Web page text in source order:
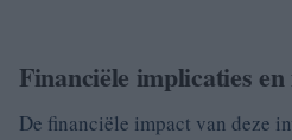
Financiële implicaties
De financiële impact van deze